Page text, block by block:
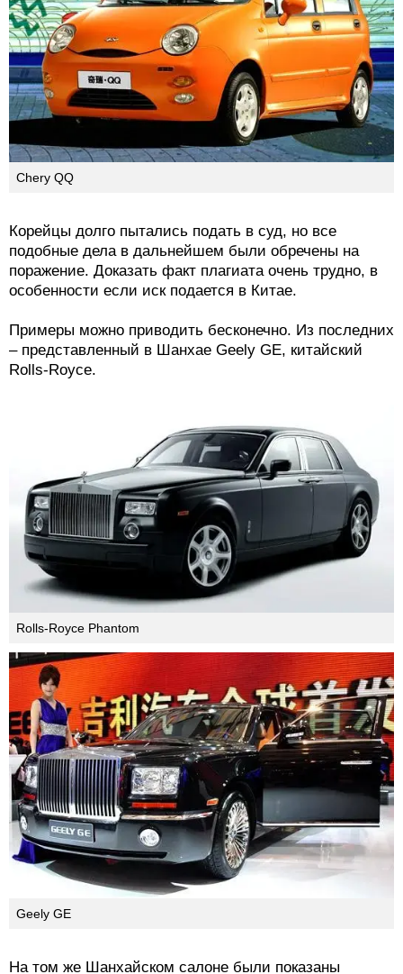
Daewoo Matiz
Корейцы долго пытались подать в суд, но все
подобные дела в дальнейшем были обречены на
поражение. Доказать факт плагиата очень трудно, в
особенности если иск подается в Китае.
Примеры можно приводить бесконечно. Из последних
– представленный в Шанхае Geely GE, китайский
Rolls-Royce.
Rolls-Royce Phantom